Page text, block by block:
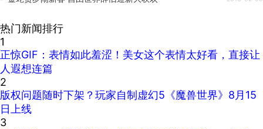
热门新闻排行
1
正惊GIF：表情如此羞涩！美女这个表情太好看，直接让
人遐想连篇
2
版权问题随时下架？玩家自制虚幻5《魔兽世界》8月15
日上线
3